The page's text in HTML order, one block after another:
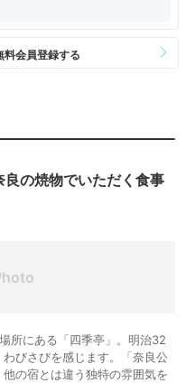
の焼物でいただく食事
所にある「四季亭」。明治32
びさびを感じます。「奈良公
の宿とは違う独特の雰囲気を